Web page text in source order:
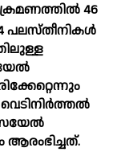
46
പലസ്തീനികള്‍